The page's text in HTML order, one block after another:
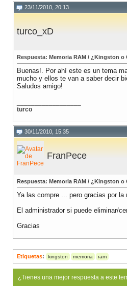
23/11/2010, 20:13
turco_xD
Respuesta: Memoria RAM / ¿Kingston o
Buenas!. Por ahí este es un tema
mucho y ellos te van a saber decir
Saludos amigo!
turco
30/11/2010, 15:35
FranPece
Respuesta: Memoria RAM / ¿Kingston o
Ya las compre ... pero gracias por
El administrador si puede eliminar/
Gracias
Etiquetas: kingston memoria ram
¿Tienes una mejor respuesta a este